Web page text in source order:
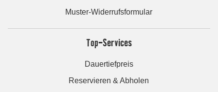
Muster-Widerrufsformular
Top-Services
Dauertiefpreis
Reservieren & Abholen